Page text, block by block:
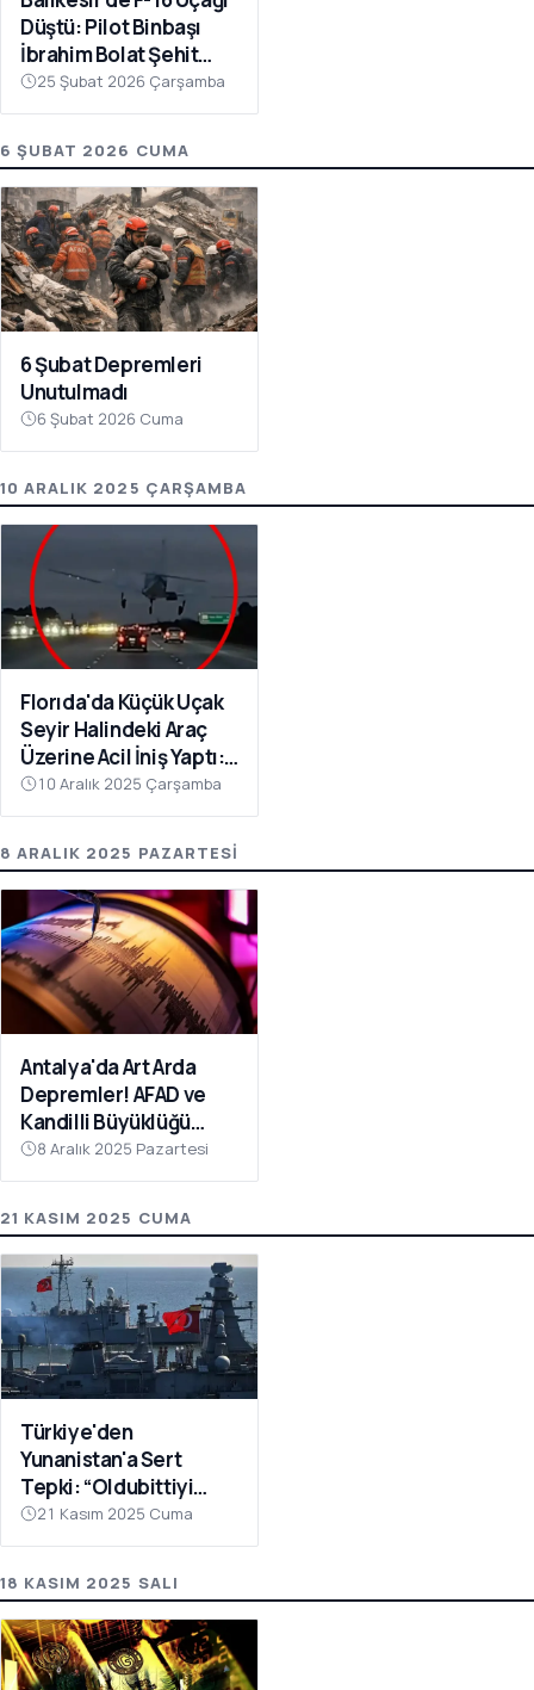
Düştü: Pilot Binbaşı
İbrahim Bolat Şehit
Oldu
25 Şubat 2026 Çarşamba
6 ŞUBAT 2026 CUMA
6 Şubat Depremleri
Unutulmadı
6 Şubat 2026 Cuma
10 ARALIK 2025 ÇARŞAMBA
Florıda'da Küçük Uçak
Seyir Halindeki Araç
Üzerine Acil İniş Yaptı: 1
Yaralı
10 Aralık 2025 Çarşamba
8 ARALIK 2025 PAZARTESI
Antalya'da Art Arda
Depremler! AFAD ve
Kandilli Büyüklüğü
Açıkladı
8 Aralık 2025 Pazartesi
21 KASIM 2025 CUMA
Türkiye'den
Yunanistan'a Sert
Tepki: “Oldubittiyi
Kabul Etmiyoruz,
Çabaları Sonuçsuz
21 Kasım 2025 Cuma
18 KASIM 2025 SALI